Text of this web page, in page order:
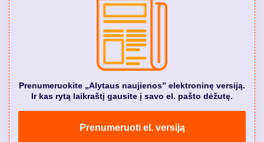
Prenumeruokite „Alytaus naujienos” elektroninę versiją.
Ir kas rytą laikraštį gausite į savo el. pašto dėžutę.
Prenumeruoti el. versiją